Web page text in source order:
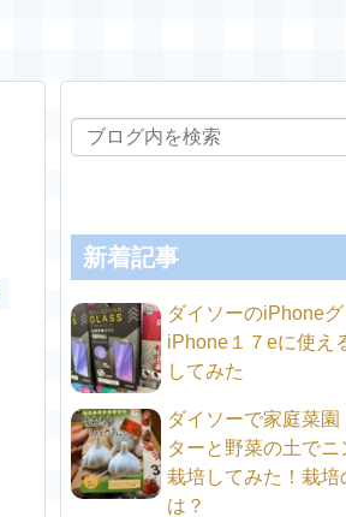
新着記事
ダイソーのiPhone
iPhone１７eに使え
してみた
ダイソーで家庭菜
ターと野菜の土でニ
栽培してみた！栽培
は？